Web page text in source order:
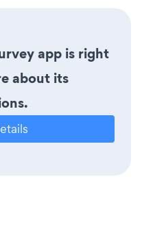
app is right
about its